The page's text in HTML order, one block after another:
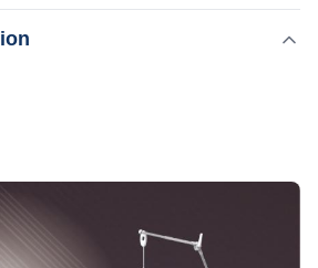
verwenden einen hohen
Kerze Alexandrit Lasermaschine